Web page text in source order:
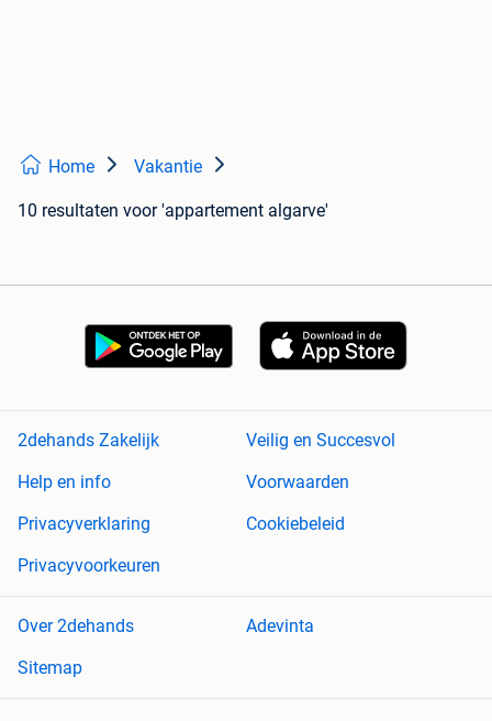
Home Vakantie
10 resultaten voor 'appartement algarve'
2dehands Zakelijk
Veilig en Succesvol
Help en info
Voorwaarden
Privacyverklaring
Cookiebeleid
Privacyvoorkeuren
Over 2dehands
Adevinta
Sitemap